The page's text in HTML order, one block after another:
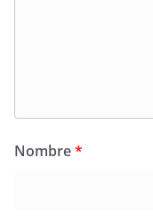
Nombre*